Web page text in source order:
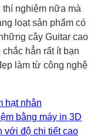
thí nghiệm nữa mà
loạt sản phẩm có
cây Guitar cao
hẳn rất ít bạn
làm từ công nghệ
hạt nhân
bằng máy in 3D
với độ chi tiết cao